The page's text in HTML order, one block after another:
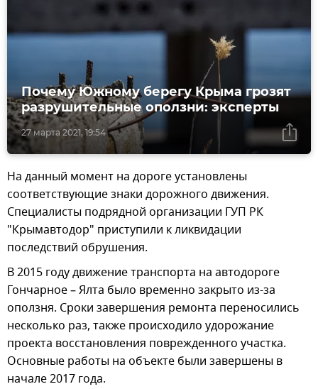
27 марта 2021, 19:54
Почему Южному берегу Крыма грозят
разрушительные оползни: эксперты
На данный момент на дороге установлены
соответствующие знаки дорожного движения.
Специалисты подрядной организации ГУП РК
"Крымавтодор" приступили к ликвидации
последствий обрушения.
В 2015 году движение транспорта на автодороге
Гончарное – Ялта было временно закрыто из-за
оползня. Сроки завершения ремонта переносились
несколько раз, также происходило удорожание
проекта восстановления поврежденного участка.
Основные работы на объекте были завершены в
начале 2017 года.